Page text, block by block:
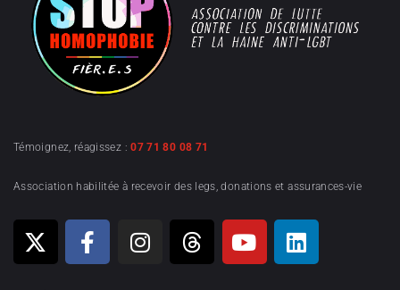
Témoignez, réagissez :07 71 80 08 71
Association habilitée à recevoir des legs, donations et assurances-vie